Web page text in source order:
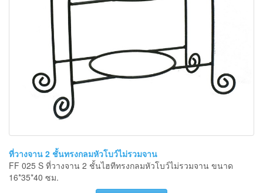
ที่วางจาน 2 ชั้นทรงกลมหัวโบว์ไม่รวมจาน
FF 025 S ที่วางจาน 2 ชั้นไฮทีทรงกลมหัวโบว์ไม่รวมจาน ขนาด
16*35*40 ซม.